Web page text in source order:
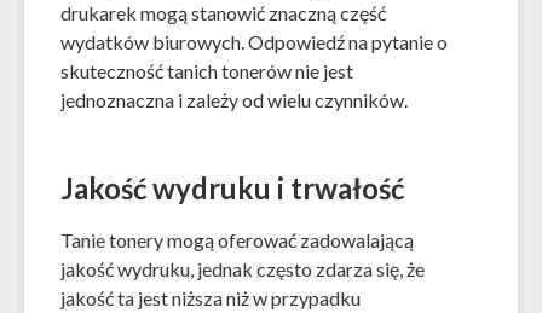
drukarek mogą stanowić znaczną część
wydatków biurowych. Odpowiedź na pytanie o
skuteczność tanich tonerów nie jest
jednoznaczna i zależy od wielu czynników.
Jakość wydruku i trwałość
Tanie tonery mogą oferować zadowalającą
jakość wydruku, jednak często zdarza się, że
jakość ta jest niższa niż w przypadku